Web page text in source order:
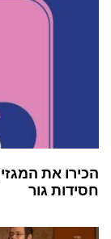
הכירו את
חסידות גור